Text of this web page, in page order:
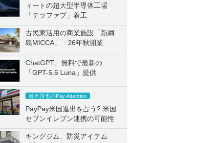
ィートの超大型半導体工場
「テラファブ」着工
古民家活用の商業施設「新綱
島MICCA」 26年秋開業
ChatGPT、無料で最新の
「GPT-5.6 Luna」提供
鈴木淳也のPay Attention
PayPay米国進出を占う? 米国
セブンイレブン連携の可能性
キングジム、防災アイテム